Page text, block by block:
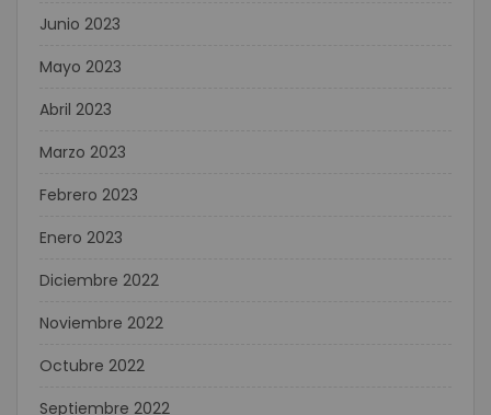
Junio 2023
Mayo 2023
Abril 2023
Marzo 2023
Febrero 2023
Enero 2023
Diciembre 2022
Noviembre 2022
Octubre 2022
Septiembre 2022